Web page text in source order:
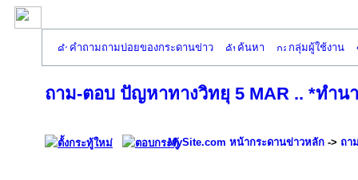
คำถามถามบ่อยของกระดานข่าว ค้นหา กลุ่มผู้ใช้งาน
ถาม-ตอบ ปัญหาทางวิทยุ 5 MAR .. *ทำน
MySite.com หน้ากระดานข่าวหลัก -> ถา